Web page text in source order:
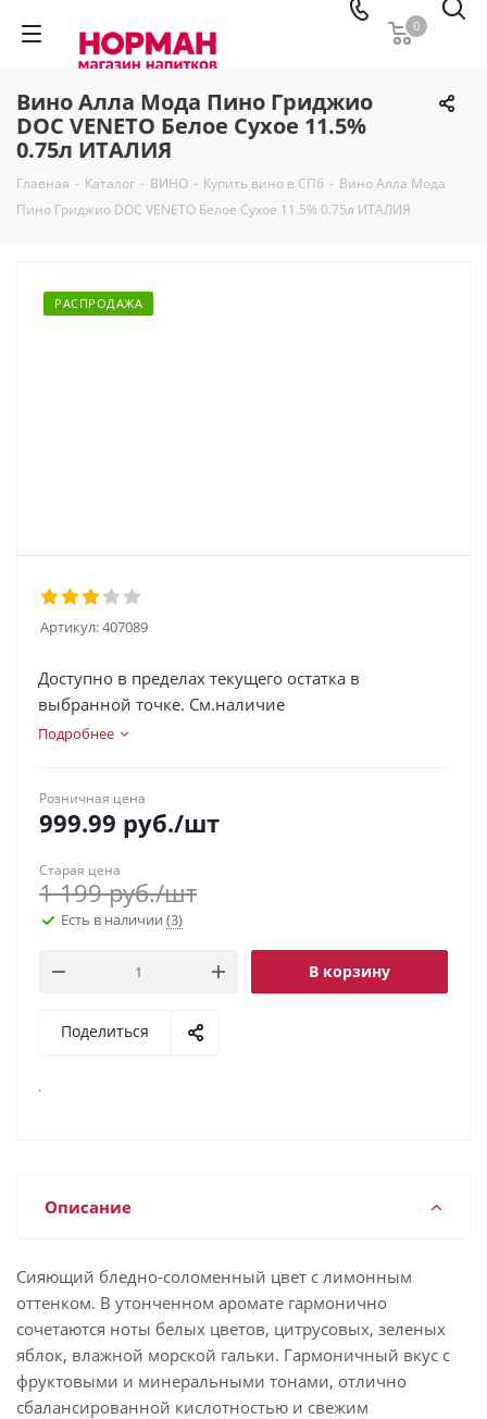
0
Вино Алла Мода Пино Гриджио
DOC VENETO Белое Сухое 11.5%
0.75л ИТАЛИЯ
Главная - Каталог - ВИНО - Купить вино в СПб - Вино Алла Мода
Пино Гриджио DOC VENETO Белое Сухое 11.5% 0.75л ИТАЛИЯ
РАСПРОДАЖА
Артикул:407089
Доступно в пределах текущего остатка в
выбранной точке. См.наличие
Подробнее
Розничная цена
999.99 руб./шт
Старая цена
1 199руб./шт
Есть в наличии (3)
В корзину
Поделиться
.
Описание
Сияющий бледно-соломенный цвет с лимонным
оттенком. В утонченном аромате гармонично
сочетаются ноты белых цветов, цитрусовых, зеленых
яблок, влажной морской гальки. Гармоничный вкус с
фруктовыми и минеральными тонами, отлично
сбалансированной кислотностью и свежим